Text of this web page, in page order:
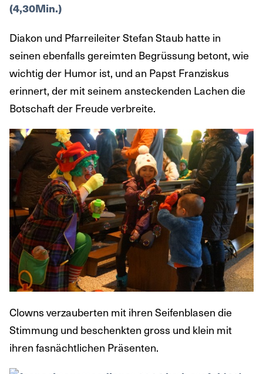
(4,30Min.)
Diakon und Pfarreileiter Stefan Staub hatte in
seinen ebenfalls gereimten Begrüssung betont, wie
wichtig der Humor ist, und an Papst Franziskus
erinnert, der mit seinem ansteckenden Lachen die
Botschaft der Freude verbreite.
Clowns verzauberten mit ihren Seifenblasen die
Stimmung und beschenkten gross und klein mit
ihren fasnächtlichen Präsenten.